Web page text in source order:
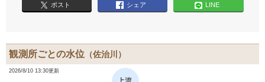
ポスト シェア LINE
観測所ごとの水位 （佐治川）
2026/8/10 13:30更新